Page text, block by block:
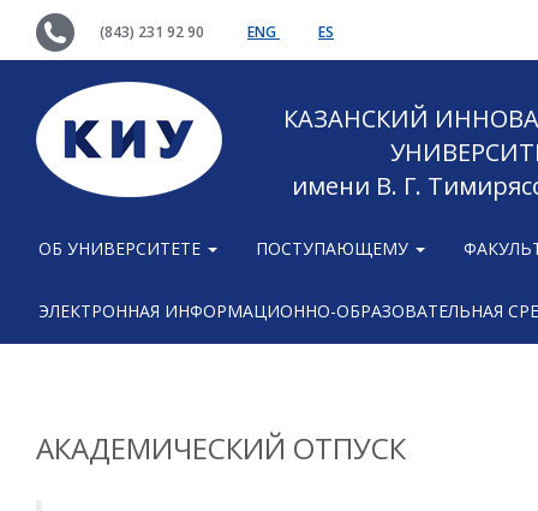
(843) 231 92 90 ENG ES
КАЗАНСКИЙ
имени В. Г.
ОБ УНИВЕРСИТЕТЕ ПОСТУПАЮЩЕМУ
ЭЛЕКТРОННАЯ ИНФОРМАЦИОННО-ОБРАЗОВАТЕЛЬНАЯ
АКАДЕМИЧЕСКИЙ ОТПУСК